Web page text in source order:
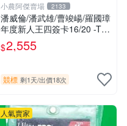
小農阿傑賣場 2133
潘威倫/潘武雄/曹竣崵/羅國璋
年度新人王四簽卡16/20 -TS
C職棒18年統一獅隊卡
$2,555
競標 剩1天/出價18次
人氣賣家